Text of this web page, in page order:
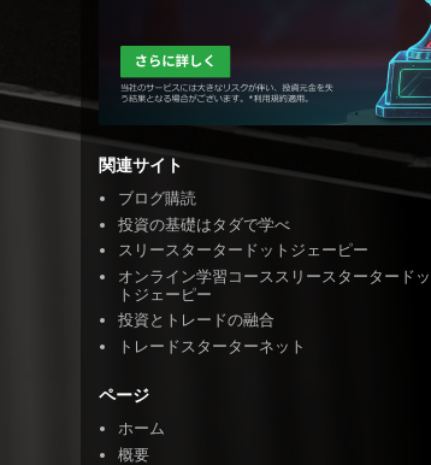
関連サイト
ブログ購読
投資の基礎はタダで学べ
スリースタータードットジェーピー
オンライン学習コーススリースタータードッ
トジェーピー
投資とトレードの融合
トレードスターターネット
ページ
ホーム
概要